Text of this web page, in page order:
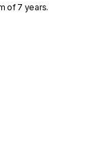
of 7 years.